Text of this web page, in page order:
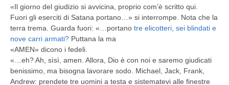
«Il giorno del giudizio si avvicina, proprio com’è scritto qui.
Fuori gli eserciti di Satana portano…» si interrompe. Nota che la
terra trema. Guarda fuori: «…portano tre elicotteri, sei blindati e
nove carri armati? Puttana la ma
«AMEN» dicono i fedeli.
«…eh? Ah, sìsì, amen. Allora, Dio è con noi e saremo giudicati
benissimo, ma bisogna lavorare sodo. Michael, Jack, Frank,
Andrew: prendete tre uomini a testa e sistematevi alle finestre